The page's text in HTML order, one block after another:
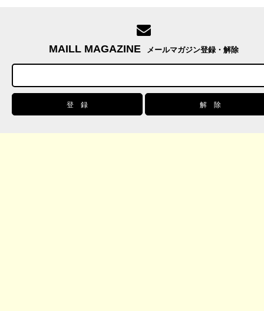
MAILL MAGAZINE メールマガジン登録・解除